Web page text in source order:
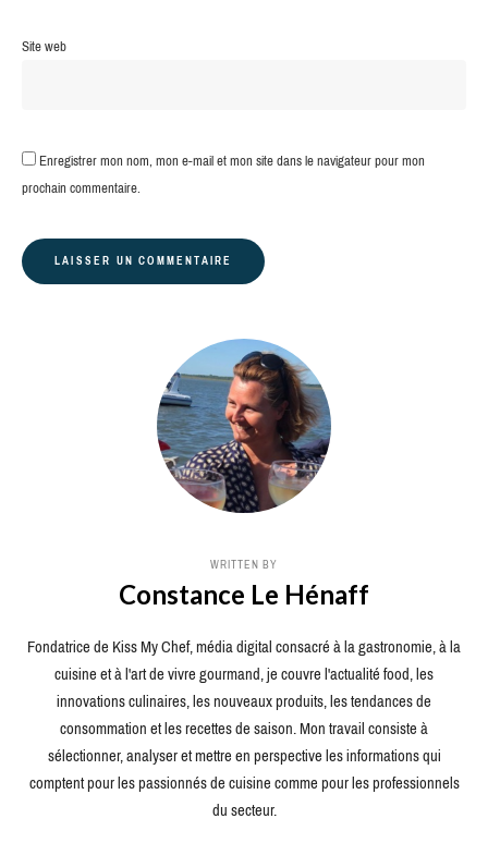
Site web
Enregistrer mon nom, mon e-mail et mon site dans le navigateur pour mon
prochain commentaire.
WRITTEN BY
Constance Le Hénaff
Fondatrice de Kiss My Chef, média digital consacré à la gastronomie, à la
cuisine et à l'art de vivre gourmand, je couvre l'actualité food, les
innovations culinaires, les nouveaux produits, les tendances de
consommation et les recettes de saison. Mon travail consiste à
sélectionner, analyser et mettre en perspective les informations qui
comptent pour les passionnés de cuisine comme pour les professionnels
du secteur.